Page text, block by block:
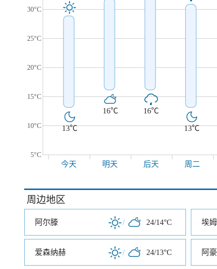
30°C
25°C
20°C
15°C
10°C
5°C
13℃
16℃ 16℃
13℃
今天 明天 后天 周二
周边地区
阿尔滕 / 24/14°C 埃
爱森纳赫 / 24/13°C 阿